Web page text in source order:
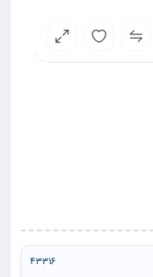
۴۳۳۱۶